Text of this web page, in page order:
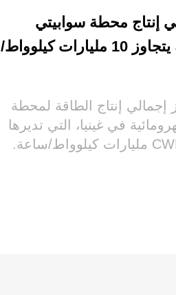
إنتاج محطة سوابيتي
الكهرومائية يتجاوز 10 مليارات كيلوواط/
إجمالي إنتاج الطاقة لمحطة
في غينيا، التي تديرها